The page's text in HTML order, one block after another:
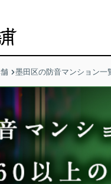
墨田区の防音マンション一